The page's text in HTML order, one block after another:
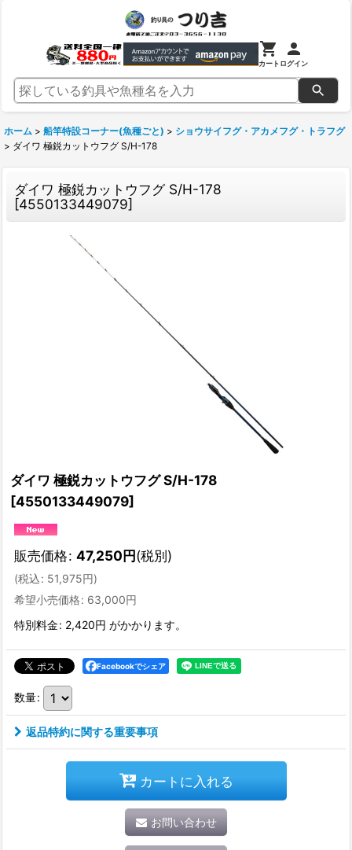
カートログイン
ホーム > 船竿特設コーナー(魚種ごと) > ショウサイフグ・アカメフグ・トラフグ
> ダイワ 極鋭カットウフグ S/H-178
ダイワ 極鋭カットウフグ S/H-178
[4550133449079]
ダイワ 極鋭カットウフグ S/H-178
[4550133449079]
販売価格: 47,250円(税別)
(税込: 51,975円)
希望小売価格: 63,000円
特別料金: 2,420円 がかかります。
Facebookでシェア
数量:
返品特約に関する重要事項
カートに入れる
お問い合わせ